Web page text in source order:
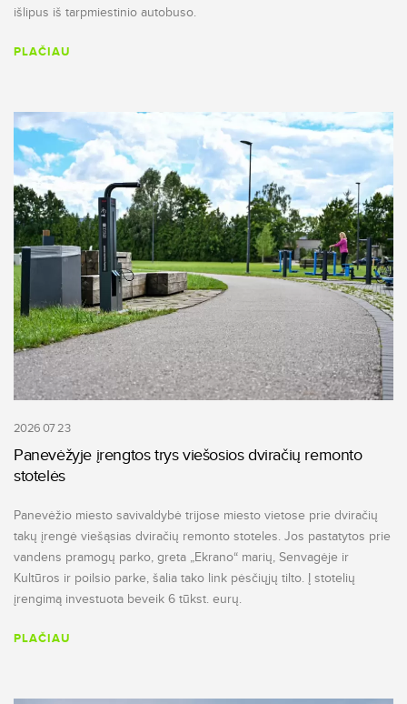
išlipus iš tarpmiestinio autobuso.
PLAČIAU
2026 07 23
Panevėžyje įrengtos trys viešosios dviračių remonto
stotelės
Panevėžio miesto savivaldybė trijose miesto vietose prie dviračių
takų įrengė viešąsias dviračių remonto stoteles. Jos pastatytos prie
vandens pramogų parko, greta „Ekrano“ marių, Senvagėje ir
Kultūros ir poilsio parke, šalia tako link pėsčiųjų tilto. Į stotelių
įrengimą investuota beveik 6 tūkst. eurų.
PLAČIAU